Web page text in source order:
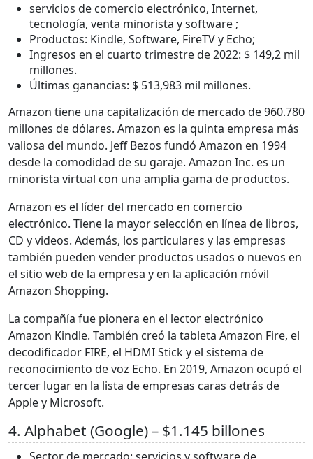
servicios de comercio electrónico, Internet,
tecnología, venta minorista y software ;
Productos: Kindle, Software, FireTV y Echo;
Ingresos en el cuarto trimestre de 2022: $ 149,2 mil
millones.
Últimas ganancias: $ 513,983 mil millones.
Amazon tiene una capitalización de mercado de 960.780
millones de dólares. Amazon es la quinta empresa más
valiosa del mundo. Jeff Bezos fundó Amazon en 1994
desde la comodidad de su garaje. Amazon Inc. es un
minorista virtual con una amplia gama de productos.
Amazon es el líder del mercado en comercio
electrónico. Tiene la mayor selección en línea de libros,
CD y videos. Además, los particulares y las empresas
también pueden vender productos usados o nuevos en
el sitio web de la empresa y en la aplicación móvil
Amazon Shopping.
La compañía fue pionera en el lector electrónico
Amazon Kindle. También creó la tableta Amazon Fire, el
decodificador FIRE, el HDMI Stick y el sistema de
reconocimiento de voz Echo. En 2019, Amazon ocupó el
tercer lugar en la lista de empresas caras detrás de
Apple y Microsoft.
4. Alphabet (Google) – $1.145 billones